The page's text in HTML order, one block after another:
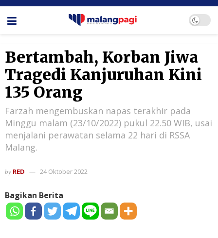
Bertambah, Korban Jiwa
Tragedi Kanjuruhan Kini
135 Orang
Farzah mengembuskan napas terakhir pada
Minggu malam (23/10/2022) pukul 22.50 WIB, usai
menjalani perawatan selama 22 hari di RSSA
Malang.
by RED 24 Oktober 2022
Bagikan Berita